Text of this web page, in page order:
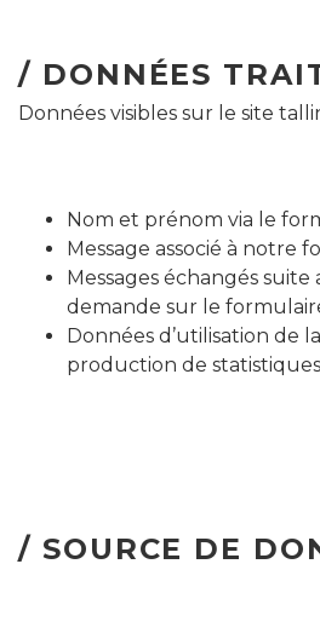
/ DONNÉES
Données visibles sur le site
Nom et prénom via le
Message associé à notre
Messages échangés
demande sur le
Données d’utilisation de
production de
/ SOURCE DE